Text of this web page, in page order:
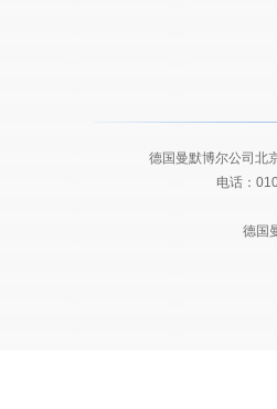
德国曼默博尔公司北
电话：
德国